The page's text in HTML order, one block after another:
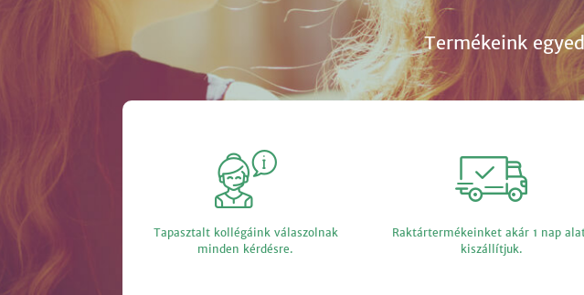
Termékeink
Tapasztalt kollégáink válaszolnak
minden kérdésre.
Raktártermékeinket akár 1 nap
kiszállítjuk.